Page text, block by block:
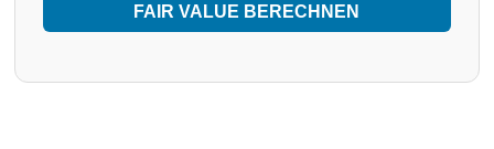
FAIR VALUE BERECHNEN